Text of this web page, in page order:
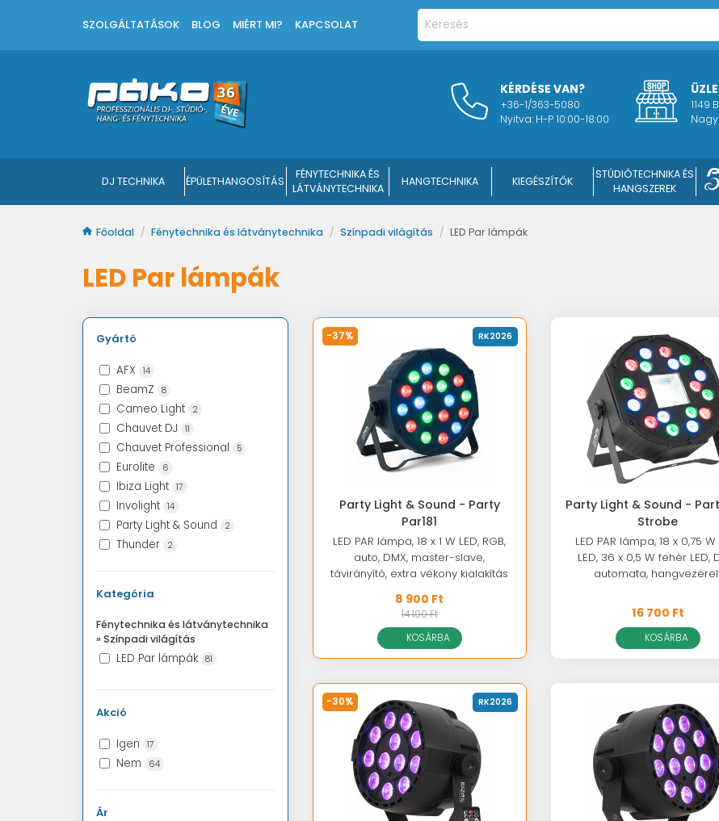
SZOLGÁLTATÁSOK BLOG MIÉRT MI? KAPCSOLAT
KÉRDÉSE VAN?
+36-1/363-5080
Nyitva: H-P 10:00-18:00
1149
DJ TECHNIKA ÉPÜLETHANGOSÍTÁS
FÉNYTECHNIKA ÉS
LÁTVÁNYTECHNIKA
HANGTECHNIKA KIEGÉSZÍTŐK
STÚDIÓTECHNIKA ÉS
HANGSZEREK
Főoldal / Fénytechnika és látványtechnika / Színpadi világítás / LED Par lámpák
LED Par lámpák
Gyártó
AFX 14
BeamZ 8
Cameo Light 2
Chauvet DJ 11
Chauvet Professional 5
Eurolite 6
Ibiza Light 17
Involight 14
Party Light & Sound 2
Thunder 2
Kategória
Fénytechnika és látványtechnika
» Színpadi világítás
LED Par lámpák 81
Akció
Igen 17
Nem 64
Ár
-37% RK2026
Party Light & Sound - Party
Par181
LED PAR lámpa, 18 x 1 W LED, RGB,
auto, DMX, master-slave,
távirányító, extra vékony kialakítás
8 900 Ft
14 100 Ft
KOSÁRBA
Party Light & Sound -
Strobe
LED PAR lámpa, 18 x 0,75 W
LED, 36 x 0,5 W fehér LED,
automata,
16 700 Ft
KOSÁRBA
-30% RK2026